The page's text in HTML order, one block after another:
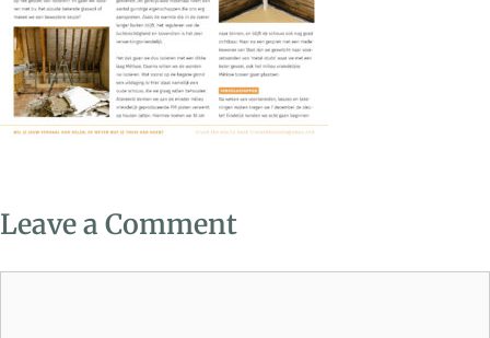
Leave a Comment